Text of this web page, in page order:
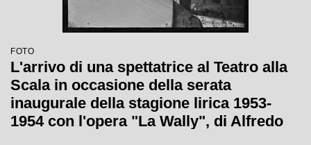
FOTO
L'arrivo di una spettatrice al Teatro alla
Scala in occasione della serata
inaugurale della stagione lirica 1953-
1954 con l'opera "La Wally", di Alfredo